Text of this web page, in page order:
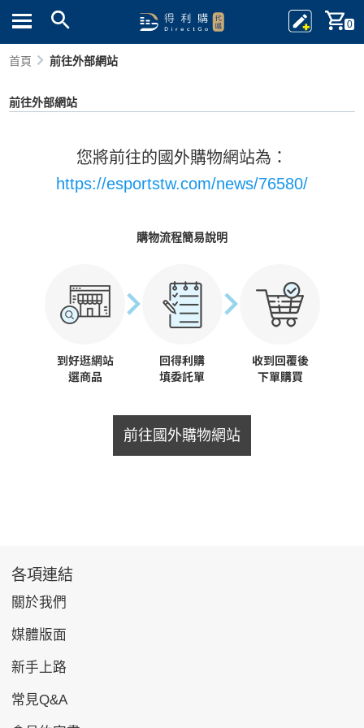
0
首頁 前往外部網站
前往外部網站
您將前往的國外購物網站為：
https://esportstw.com/news/76580/
購物流程簡易說明
前往國外購物網站
各項連結
關於我們
媒體版面
新手上路
常見Q&A